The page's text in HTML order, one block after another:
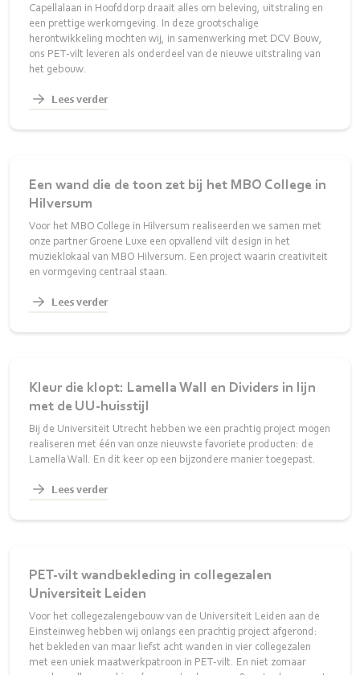
Capellalaan in Hoofddorp draait alles om beleving, uitstraling en
een prettige werkomgeving. In deze grootschalige
herontwikkeling mochten wij, in samenwerking met DCV Bouw,
ons PET‑vilt leveren als onderdeel van de nieuwe uitstraling van
het gebouw.
Lees verder
Een wand die de toon zet bij het MBO College in
Hilversum
Voor het MBO College in Hilversum realiseerden we samen met
onze partner Groene Luxe een opvallend vilt design in het
muzieklokaal van MBO Hilversum. Een project waarin creativiteit
en vormgeving centraal staan.
Lees verder
Kleur die klopt: Lamella Wall en Dividers in lijn
met de UU‑huisstijl
Bij de Universiteit Utrecht hebben we een prachtig project mogen
realiseren met één van onze nieuwste favoriete producten: de
Lamella Wall. En dit keer op een bijzondere manier toegepast.
Lees verder
PET-vilt wandbekleding in collegezalen
Universiteit Leiden
Voor het collegezalengebouw van de Universiteit Leiden aan de
Einsteinweg hebben wij onlangs een prachtig project afgerond:
het bekleden van maar liefst acht wanden in vier collegezalen
met een uniek maatwerkpatroon in PET-vilt. En niet zomaar